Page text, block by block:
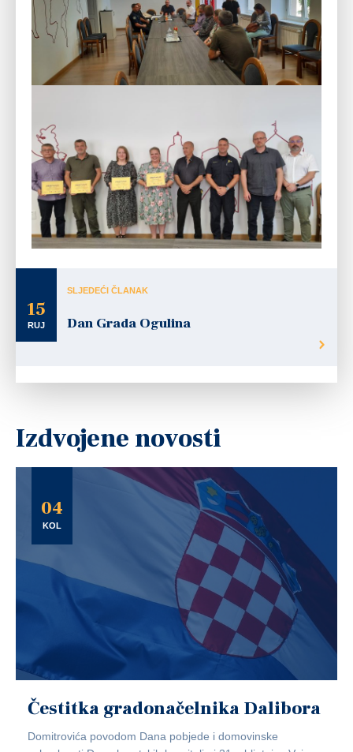
15
RUJ
SLJEDEĆI ČLANAK
Dan Grada Ogulina
Izdvojene novosti
04
KOL
Čestitka gradonačelnika Dalibora
Domitrovića povodom Dana pobjede i domovinske